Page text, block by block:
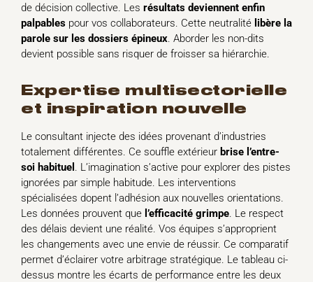
de décision collective. Les résultats deviennent enfin
palpables pour vos collaborateurs. Cette neutralité libère la
parole sur les dossiers épineux. Aborder les non-dits
devient possible sans risquer de froisser sa hiérarchie.
expertise multisectorielle
et inspiration nouvelle
Le consultant injecte des idées provenant d’industries
totalement différentes. Ce souffle extérieur brise l’entre-
soi habituel . L’imagination s’active pour explorer des pistes
ignorées par simple habitude. Les interventions
spécialisées dopent l’adhésion aux nouvelles orientations.
Les données prouvent que l’efficacité grimpe. Le respect
des délais devient une réalité. Vos équipes s’approprient
les changements avec une envie de réussir. Ce comparatif
permet d’éclairer votre arbitrage stratégique. Le tableau ci-
dessus montre les écarts de performance entre les deux